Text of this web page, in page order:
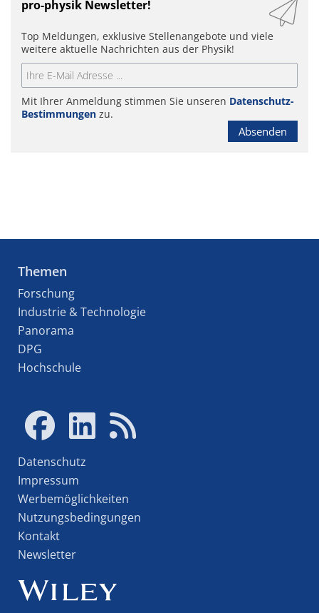
pro-physik Newsletter!
Top Meldungen, exklusive Stellenangebote und viele
weitere aktuelle Nachrichten aus der Physik!
Mit Ihrer Anmeldung stimmen Sie unseren Datenschutz-
Bestimmungen zu.
Absenden
Themen
Forschung
Industrie & Technologie
Panorama
DPG
Hochschule
Datenschutz
Impressum
Werbemöglichkeiten
Nutzungsbedingungen
Kontakt
Newsletter